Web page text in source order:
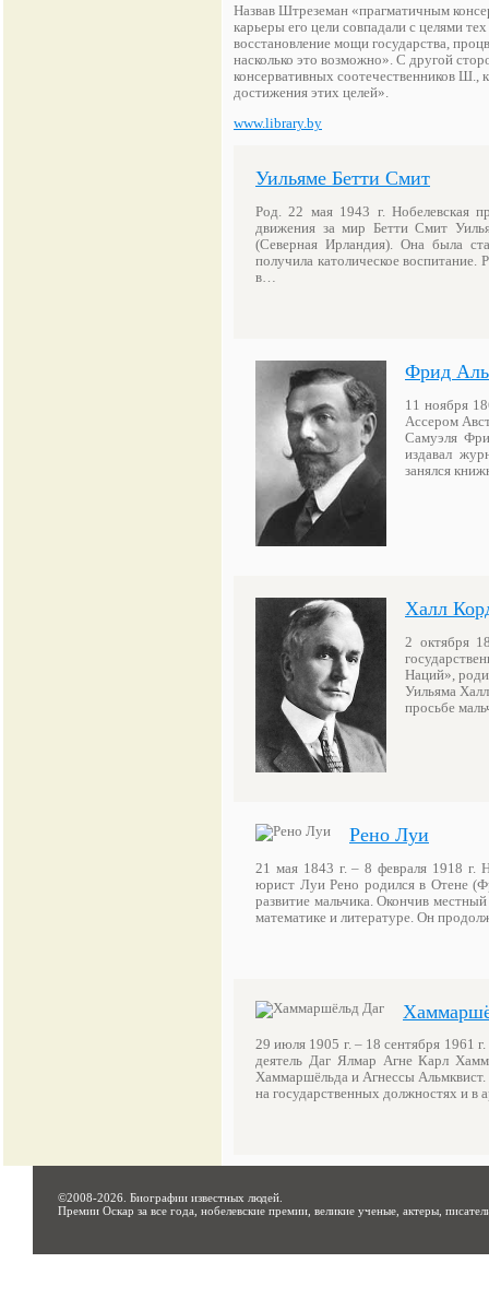
Назвав Штреземан «прагматичным
карьеры его цели совпадали с целями
восстановление мощи государства,
насколько это возможно». С другой
консервативных соотечественников Ш.,
достижения этих целей».
www.library.by
Уильяме Бетти Смит
Род. 22 мая 1943 г. Нобелевская
движения за мир Бетти Смит
(Северная Ирландия). Она была
получила католическое воспитание.
в…
Фрид
11 ноября
Ассером
Самуэля
издавал
занялся
Халл
2 октября
Наций»,
Уильяма
просьбе
Рено Луи
21 мая 1843 г. – 8 февраля 1918 г.
юрист Луи Рено родился в Отене
развитие мальчика. Окончив
математике и литературе. Он
29 июля 1905 г. – 18 сентября 1961
деятель Даг Ялмар Агне Карл
Хаммаршёльда и Агнессы
на государственных должностях и
©2008-2026. Биографии известных людей
Премии Оскар за все года, нобелевские премии, великие ученые, актеры,